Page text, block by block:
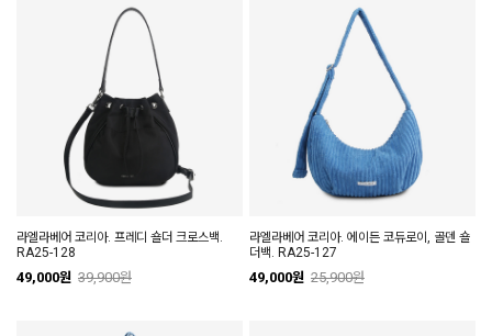
라엘라베어 코리아. 프레디 숄더 크로스백.
RA25-128
49,000원 39,900원
라엘라베어 코리아. 에이든 코듀로이, 골덴 숄
더백. RA25-127
49,000원 25,900원